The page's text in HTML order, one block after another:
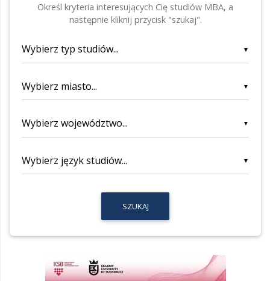
Określ kryteria interesujących Cię studiów MBA, a
następnie kliknij przycisk "szukaj".
▼
▼
▼
▼
SZUKAJ